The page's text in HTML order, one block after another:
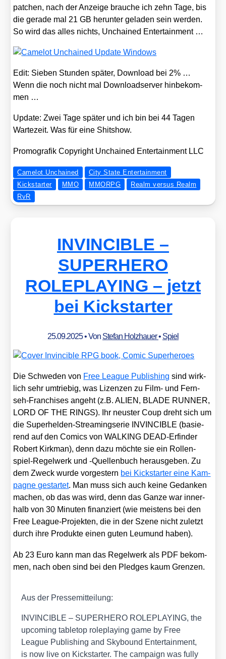
patchen, nach der Anzei­ge brau­che ich zehn Tage, bis
die gera­de mal 21 GB her­un­ter gela­den sein wer­den.
So wird das alles nichts, Unchai­ned Enter­tain­ment …
Edit: Sie­ben Stun­den spä­ter, Down­load bei 2% …
Wenn die noch nicht mal Down­load­ser­ver hin­be­kom­
men …
Update: Zwei Tage spä­ter und ich bin bei 44 Tagen
War­te­zeit. Was für eine Shit­show.
Pro­mo­gra­fik Copy­right Unchai­ned Enter­tain­ment LLC
Camelot Unchained
City State Entertainment
Kickstarter
MMO MMORPG
Realm versus Realm
RvR
INVINCIBLE –
SUPERHERO
ROLEPLAYING – jetzt
bei Kickstarter
25.09.2025• Von Stefan Holzhauer• Spiel
Die Schwe­den von Free League Publi­shing sind wirk­
lich sehr umtrie­big, was Lizen­zen zu Film- und Fern­
seh-Fran­chi­ses angeht (z.B. ALIEN, BLADE RUNNER,
LORD OF THE RINGS). Ihr neus­ter Coup dreht sich um
die Super­hel­den-Strea­ming­se­rie INVINCIBLE (basie­
rend auf den Comics von WALKING DEAD-Erfin­der
Robert Kirk­man), denn dazu möch­te sie ein Rol­len­
spiel-Regel­werk und ‑Quel­len­buch her­aus­ge­ben. Zu
dem Zweck wur­de vor­ges­tern bei Kick­star­ter eine Kam­
pa­gne gestar­tet. Man muss sich auch kei­ne Gedan­ken
machen, ob das was wird, denn das Gan­ze war inner­
halb von 30 Minu­ten finan­ziert (wie meis­tens bei den
Free League-Pro­jek­ten, die in der Sze­ne nicht zuletzt
durch ihre Pro­duk­te einen guten Leu­mund haben).
Ab 23 Euro kann man das Regel­werk als PDF bekom­
men, nach oben sind bei den Pled­ges kaum Gren­zen.
Aus der Pres­se­mit­tei­lung:
INVINCIBLE – SUPERHERO ROLEPLAYING, the
upco­ming table­top role­play­ing game by Free
League Publi­shing and Sky­bound Enter­tain­ment,
is now live on Kick­star­ter. The cam­paign was ful­ly